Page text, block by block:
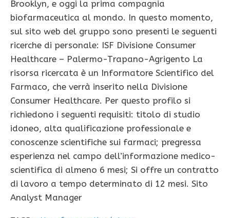
Brooklyn, e oggi la prima compagnia
biofarmaceutica al mondo. In questo momento,
sul sito web del gruppo sono presenti le seguenti
ricerche di personale: ISF Divisione Consumer
Healthcare – Palermo-Trapano-Agrigento La
risorsa ricercata è un Informatore Scientifico del
Farmaco, che verrà inserito nella Divisione
Consumer Healthcare. Per questo profilo si
richiedono i seguenti requisiti: titolo di studio
idoneo, alta qualificazione professionale e
conoscenze scientifiche sui farmaci; pregressa
esperienza nel campo dell’informazione medico-
scientifica di almeno 6 mesi; Si offre un contratto
di lavoro a tempo determinato di 12 mesi. Sito
Analyst Manager